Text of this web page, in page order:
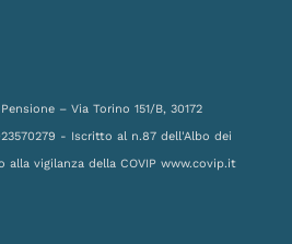
– Via Torino 151/B, 30172
- Iscritto al n.87 dell'Albo dei
alla vigilanza della COVIP www.covip.it